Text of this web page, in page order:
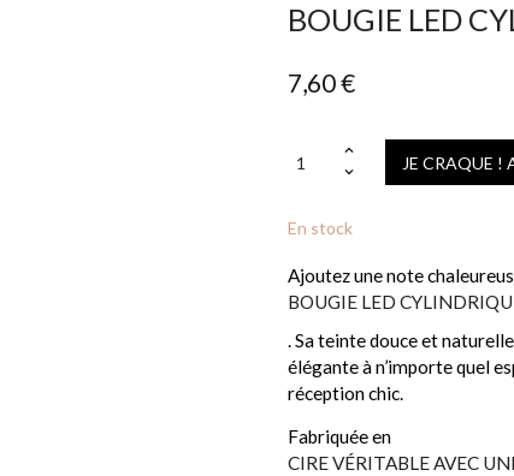
BOUGIE LED
7,60 €
JE CRAQUE !
En stock
Ajoutez une note
BOUGIE LED
. Sa teinte douce et
élégante à n’importe quel
réception chic.
Fabriquée en
CIRE VÉRITABLE AVEC